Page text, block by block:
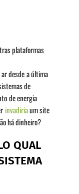
plataformas
desde a última
de
de energia
invadiriaum site
há dinheiro?
QUAL